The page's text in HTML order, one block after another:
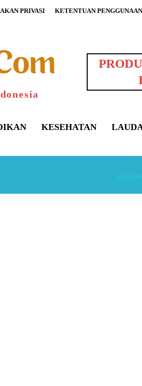
PRIVASI KETENTUAN PENGGUNAAN
KESEHATAN